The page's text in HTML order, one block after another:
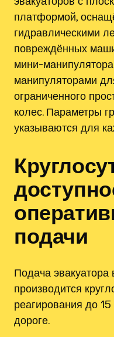
платформой,
гидравлическими
повреждённых
мини-
манипуляторами
ограниченного
колес. Параметры
указываются для
подачи
Подача
производится
реагирования до
дороге.